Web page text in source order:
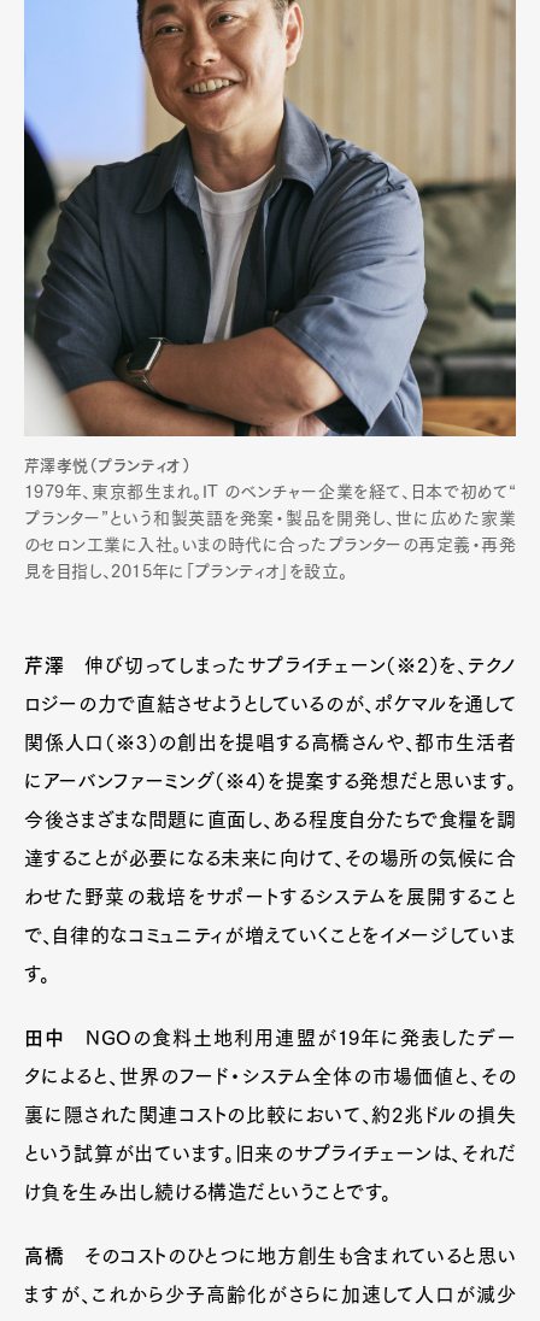
芹澤孝悦（プランティオ）
1979年、東京都生まれ。IT のベンチャー企業を経て、日本で初めて“
プランター”という和製英語を発案・製品を開発し、世に広めた家業
のセロン工業に入社。いまの時代に合ったプランターの再定義・再発
見を目指し、2015年に「プランティオ」を設立。
芹澤 伸び切ってしまったサプライチェーン（※2）を、テクノ
ロジーの力で直結させようとしているのが、ポケマルを通して
関係人口（※3）の創出を提唱する高橋さんや、都市生活者
にアーバンファーミング（※4）を提案する発想だと思います。
今後さまざまな問題に直面し、ある程度自分たちで食糧を調
達することが必要になる未来に向けて、その場所の気候に合
わせた野菜の栽培をサポートするシステムを展開すること
で、自律的なコミュニティが増えていくことをイメージしていま
す。
田中
NGOの食料土地利用連盟が19年に発表したデー
タによると、世界のフード・システム全体の市場価値と、その
裏に隠された関連コストの比較において、約2兆ドルの損失
という試算が出ています。旧来のサプライチェーンは、それだ
け負を生み出し続ける構造だということです。
高橋 そのコストのひとつに地方創生も含まれていると思い
ますが、これから少子高齢化がさらに加速して人口が減少